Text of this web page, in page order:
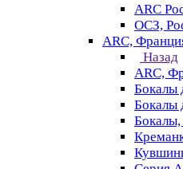
ARC
ОСЗ,
ARC,
Назад
ARC,
Бокалы
Бокалы
Бокалы,